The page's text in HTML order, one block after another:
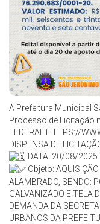
A Prefeitura Municipal
Processo de Licitação
FEDERAL HTTPS://
DISPENSA DE
DATA: 20/08/2025
Objeto:
ALAMBRADO, SENDO:
GALVANIZADO E TELA
DEMANDA DA
URBANOS DA